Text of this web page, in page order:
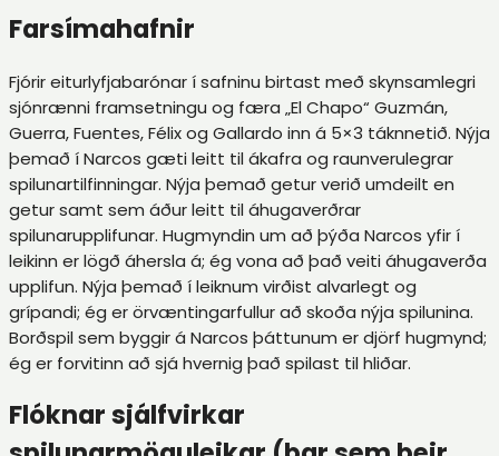
Farsímahafnir
Fjórir eiturlyfjabarónar í safninu birtast með skynsamlegri
sjónrænni framsetningu og færa „El Chapo“ Guzmán,
Guerra, Fuentes, Félix og Gallardo inn á 5×3 táknnetið. Nýja
þemað í Narcos gæti leitt til ákafra og raunverulegrar
spilunartilfinningar. Nýja þemað getur verið umdeilt en
getur samt sem áður leitt til áhugaverðrar
spilunarupplifunar. Hugmyndin um að þýða Narcos yfir í
leikinn er lögð áhersla á; ég vona að það veiti áhugaverða
upplifun. Nýja þemað í leiknum virðist alvarlegt og
grípandi; ég er örvæntingarfullur að skoða nýja spilunina.
Borðspil sem byggir á Narcos þáttunum er djörf hugmynd;
ég er forvitinn að sjá hvernig það spilast til hliðar.
Flóknar sjálfvirkar